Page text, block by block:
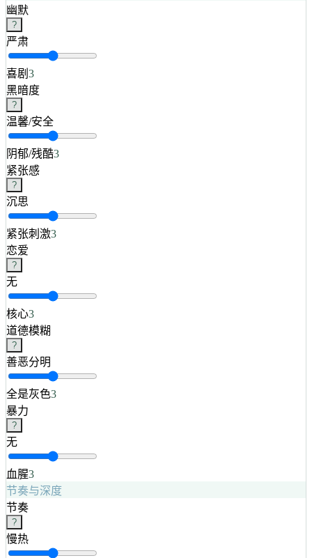
幽默
?
严肃
喜剧 3
黑暗度
?
温馨/安全
阴郁/残酷3
紧张感
?
沉思
紧张刺激3
恋爱
?
无
核心3
道德模糊
?
善恶分明
全是灰色3
暴力
?
无
血腥3
节奏与深度
节奏
?
慢热